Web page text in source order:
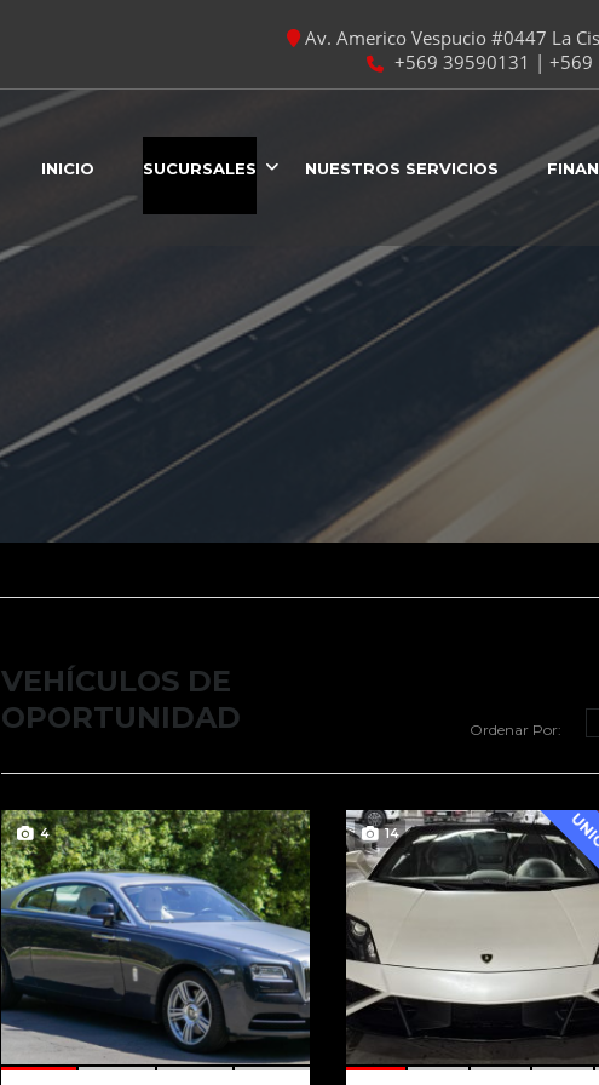
Av. Americo Vespucio #0447 La
+569 39590131 |
INICIO SUCURSALES NUESTROS SERVICIOS
VEHÍCULOS DE
OPORTUNIDAD
Ordenar Por:
4 14